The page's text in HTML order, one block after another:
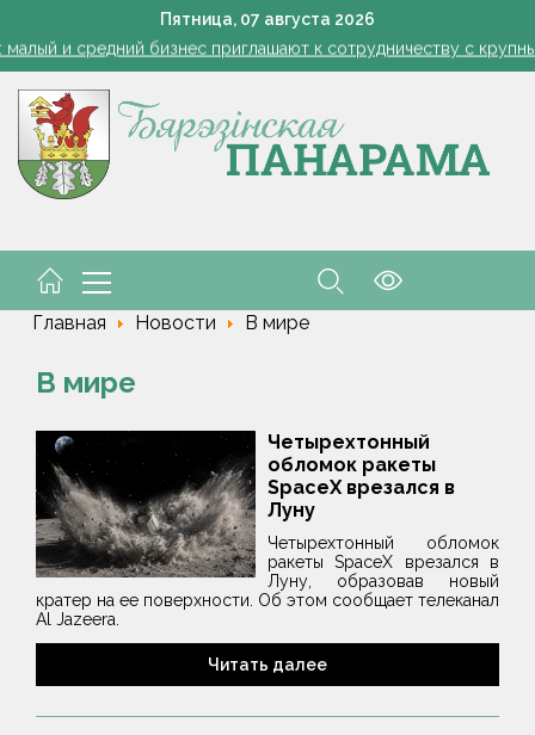
Пятница, 07 августа 2026
1 стакан в ведро — тля и плодожорка бегут: Августовская
и средний бизнес приглашают к сотрудничеству с
маршруты, ассортимент. Лукашенко обозначил слабые
возмутился качеством товаров в магазинах на селе:
1 стакан в ведро — тля и плодожорка бегут: Августовская
маршруты, ассортимент. Лукашенко обозначил слабые
Главная Новости В мире
В мире
Четырехтонный
обломок ракеты
SpaceX врезался в
Луну
Четырехтонный обломок
ракеты SpaceX врезался в
Луну, образовав новый
кратер на ее поверхности. Об этом сообщает телеканал
Al Jazeera.
Читать далее